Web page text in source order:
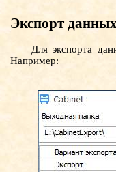
Экспорт
Для экспорта
Например: